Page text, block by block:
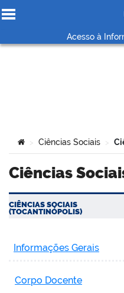
Ir para o conteúdoAcesso à
Você está aqui:
> Ciências Sociais >
Ciências
CIÊNCIAS SOCIAIS
(TOCANTINÓPOLIS)
Informações Gerais
Corpo Docente